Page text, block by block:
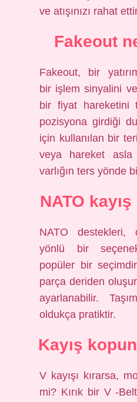
ve atışınızı rahat
Fakeout
Fakeout, bir
bir işlem sinyalini
bir fiyat hareketini
pozisyona girdiği
için kullanılan bir
veya hareket asla
varlığın ters yönde
NATO
NATO destekleri,
yönlü bir
popüler bir
parça deriden
ayarlanabilir.
oldukça pratiktir.
Kayış
V kayışı kırarsa,
mi? Kırık bir V -